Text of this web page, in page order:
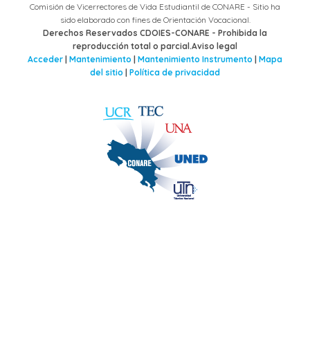
Comisión de Vicerrectores de Vida Estudiantil de CONARE - Sitio ha
sido elaborado con fines de Orientación Vocacional.
Derechos Reservados CDOIES-CONARE - Prohibida la
reproducción total o parcial.Aviso legal
Acceder | Mantenimiento | Mantenimiento Instrumento | Mapa
del sitio | Política de privacidad